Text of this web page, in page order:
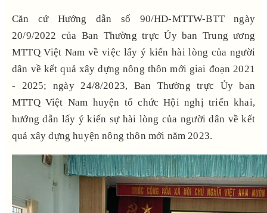
Căn cứ Hướng dẫn số 90/HD-MTTW-BTT ngày
20/9/2022 của Ban Thường trực Ủy ban Trung ương
MTTQ Việt Nam về việc lấy ý kiến hài lòng của người
dân về kết quả xây dựng nông thôn mới giai đoạn 2021
- 2025; ngày 24/8/2023, Ban Thường trực Ủy ban
MTTQ Việt Nam huyện tổ chức Hội nghị triển khai,
hướng dẫn lấy ý kiến sự hài lòng của người dân về kết
quả xây dựng huyện nông thôn mới năm 2023.